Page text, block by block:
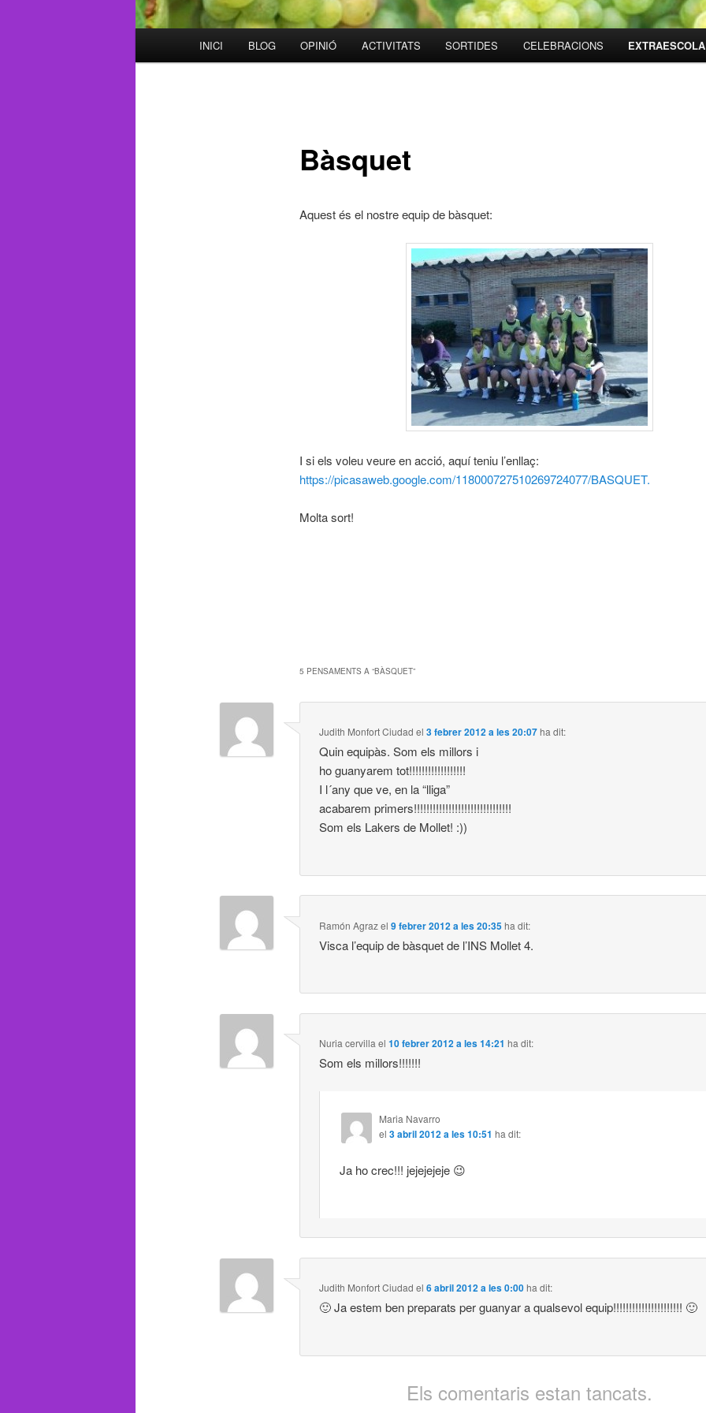
INICI BLOG OPINIÓ ACTIVITATS SORTIDES CELEBRACIONS
Bàsquet
Aquest és el nostre equip de bàsquet:
I si els voleu veure en acció, aquí teniu l’enllaç:
https://picasaweb.google.com/118000727510269724077/BASQUET.
Molta sort!
5 PENSAMENTS A “BÀSQUET”
Judith Monfort Ciudad el3 febrer 2012 a les 20:07ha dit:
Quin equipàs. Som els millors i
ho guanyarem tot!!!!!!!!!!!!!!!!!!
I l´any que ve, en la “lliga”
acabarem primers!!!!!!!!!!!!!!!!!!!!!!!!!!!!!!!
Som els Lakers de Mollet! :))
Ramón Agrazel9 febrer 2012 a les 20:35ha dit:
Visca l’equip de bàsquet de l’INS Mollet 4.
Nuria cervilla el10 febrer 2012 a les 14:21 ha dit:
Som els millors!!!!!!!
Maria Navarro
el 3 abril 2012 a les 10:51 ha dit:
Ja ho crec!!! jejejejeje 😉
Judith Monfort Ciudad el6 abril 2012 a les 0:00ha dit:
🙂 Ja estem ben preparats per guanyar a qualsevol equip!!!!!!!!!!!!!!!!!!!!!! 🙂
Els comentaris estan tancats.